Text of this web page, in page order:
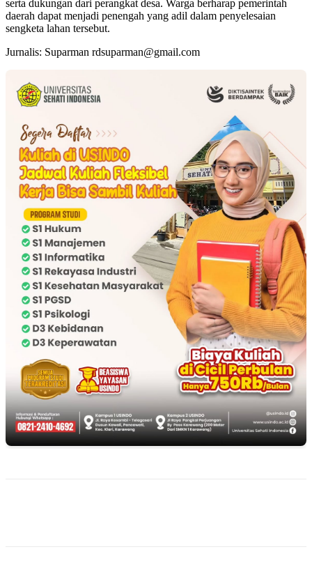
serta dukungan dari perangkat desa. Warga berharap pemerintah
daerah dapat menjadi penengah yang adil dalam penyelesaian
sengketa lahan tersebut.
Jurnalis: Suparman rdsuparman@gmail.com